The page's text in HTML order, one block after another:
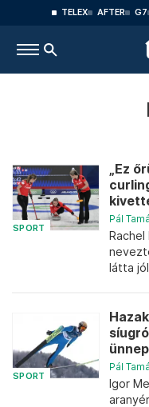
TELEX AFTER G7
SPORT
„Ez
Pál
látta
SPORT
Pál
Igor